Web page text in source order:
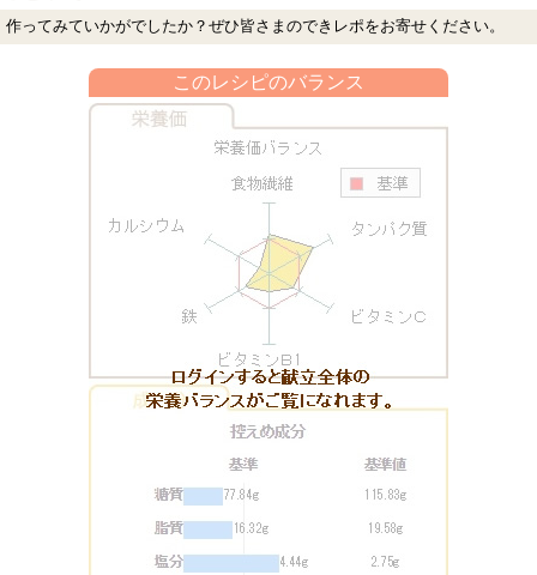
作ってみていかがでしたか？ぜひ皆さまのできレポをお寄せください。
このレシピのバランス